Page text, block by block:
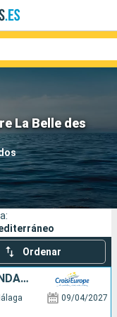
La Belle des
Compañías
Ordenar
HERENCIAS MEDITERRÁNEAS: DE ANDALUCÍA A LAS BALEARES - ENTRE JOYAS MORISCAS Y ISLAS ENCANTADORAS (PUERTO-PUERTO)
09/04/2027